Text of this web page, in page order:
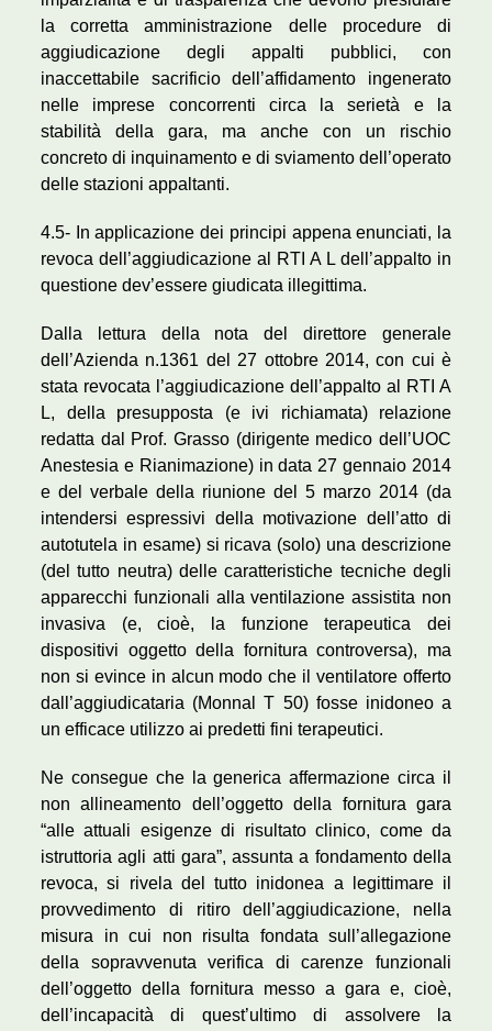
la corretta amministrazione delle procedure di
aggiudicazione degli appalti pubblici, con
inaccettabile sacrificio dell’affidamento ingenerato
nelle imprese concorrenti circa la serietà e la
stabilità della gara, ma anche con un rischio
concreto di inquinamento e di sviamento dell’operato
delle stazioni appaltanti.
4.5- In applicazione dei principi appena enunciati, la
revoca dell’aggiudicazione al RTI A L dell’appalto in
questione dev’essere giudicata illegittima.
Dalla lettura della nota del direttore generale
dell’Azienda n.1361 del 27 ottobre 2014, con cui è
stata revocata l’aggiudicazione dell’appalto al RTI A
L, della presupposta (e ivi richiamata) relazione
redatta dal Prof. Grasso (dirigente medico dell’UOC
Anestesia e Rianimazione) in data 27 gennaio 2014
e del verbale della riunione del 5 marzo 2014 (da
intendersi espressivi della motivazione dell’atto di
autotutela in esame) si ricava (solo) una descrizione
(del tutto neutra) delle caratteristiche tecniche degli
apparecchi funzionali alla ventilazione assistita non
invasiva (e, cioè, la funzione terapeutica dei
dispositivi oggetto della fornitura controversa), ma
non si evince in alcun modo che il ventilatore offerto
dall’aggiudicataria (Monnal T 50) fosse inidoneo a
un efficace utilizzo ai predetti fini terapeutici.
Ne consegue che la generica affermazione circa il
non allineamento dell’oggetto della fornitura gara
“alle attuali esigenze di risultato clinico, come da
istruttoria agli atti gara”, assunta a fondamento della
revoca, si rivela del tutto inidonea a legittimare il
provvedimento di ritiro dell’aggiudicazione, nella
misura in cui non risulta fondata sull’allegazione
della sopravvenuta verifica di carenze funzionali
dell’oggetto della fornitura messo a gara e, cioè,
dell’incapacità di quest’ultimo di assolvere la